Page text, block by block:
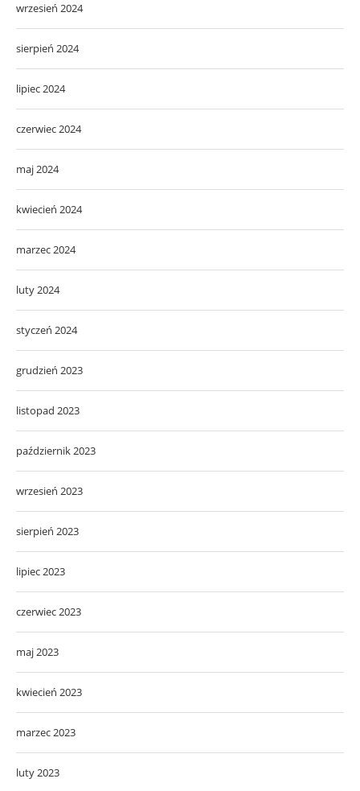
wrzesień 2024
sierpień 2024
lipiec 2024
czerwiec 2024
maj 2024
kwiecień 2024
marzec 2024
luty 2024
styczeń 2024
grudzień 2023
listopad 2023
październik 2023
wrzesień 2023
sierpień 2023
lipiec 2023
czerwiec 2023
maj 2023
kwiecień 2023
marzec 2023
luty 2023